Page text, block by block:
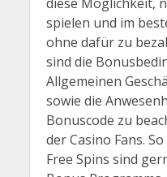
spielen und im
ohne dafür zu
sind die
Allgemeinen
sowie die
Bonuscode zu
der Casino Fans.
Free Spins sind